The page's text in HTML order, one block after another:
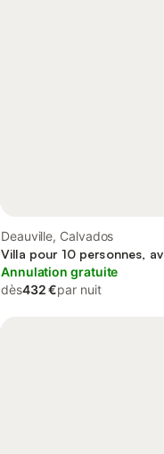
Deauville, Calvados
Villa pour 10 personnes,
Annulation gratuite
dès432 €par nuit